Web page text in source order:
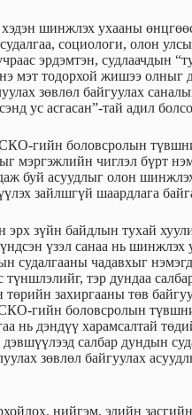
шинжлэх ухааны
социологи, олон
эрдэмтэн, судлаачдын
мэт тодорхой жишээ
зөвлөл байгуулах
ус асгасан”-тай адил
гийн боловсролын
мэргэжлийн чиглэл бүрт
буй асуудлыг олон
зайлшгүй шаардлага
зүйн байдлын тухай
үзэл санаа нь шинжлэх
судалгааны чадавхыг
түншлэлийг, тэр дундаа
төрийн захиргааны төв
гийн боловсролын
нь дэндүү харамсалтай
салбар дундын
зөвлөл байгуулах
нийгэм, эдийн